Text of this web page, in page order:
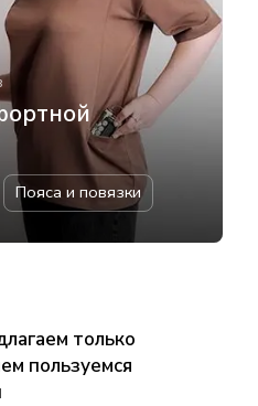
Пояса и повязки
только
пользуемся